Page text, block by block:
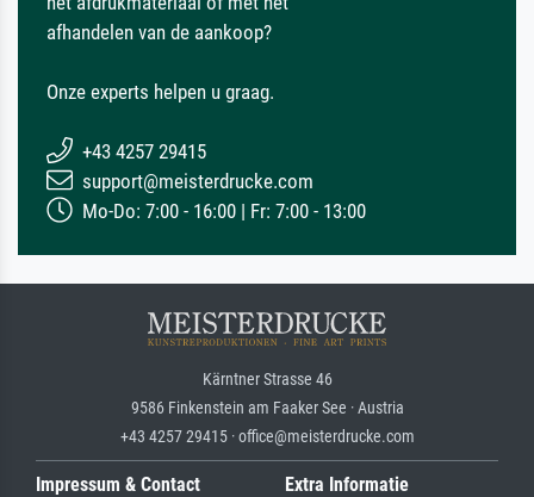
afhandelen van de aankoop?
Onze experts helpen u graag.
+43 4257 29415
support@meisterdrucke.com
Mo-Do: 7:00 - 16:00 | Fr: 7:00 - 13:00
Kärntner Strasse 46
9586 Finkenstein am Faaker See · Austria
+43 4257 29415 · office@meisterdrucke.com
Impressum & Contact Extra Informatie